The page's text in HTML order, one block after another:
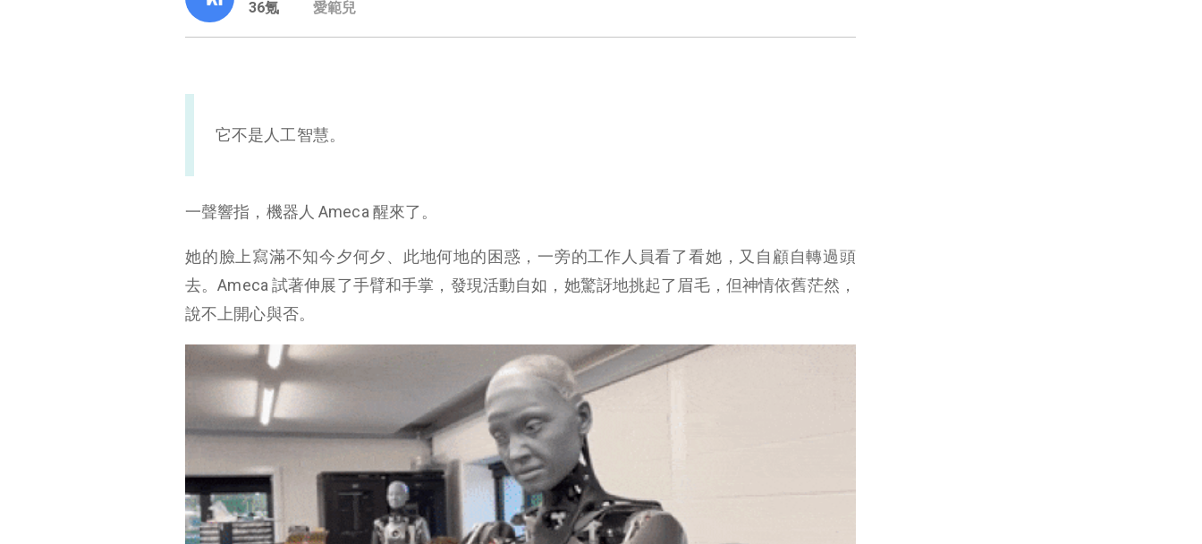
36氪 愛範兒
它不是人工智慧。
一聲響指，機器人 Ameca 醒來了。
她的臉上寫滿不知今夕何夕、此地何地的困惑，一旁的工作人員看了看她，又自顧自轉過頭
去。Ameca 試著伸展了手臂和手掌，發現活動自如，她驚訝地挑起了眉毛，但神情依舊茫然，
說不上開心與否。